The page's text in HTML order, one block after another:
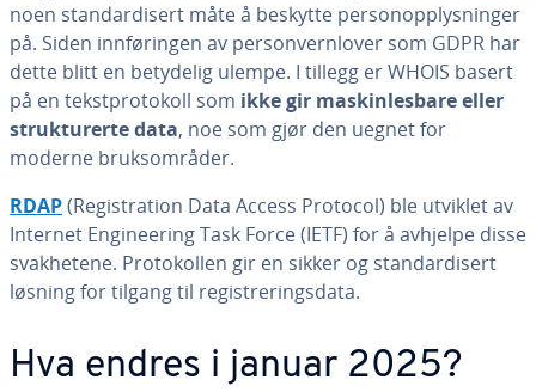
noen standardisert måte å beskytte personopplysninger
på. Siden innføringen av personvernlover som GDPR har
dette blitt en betydelig ulempe. I tillegg er WHOIS basert
på en tekstprotokoll som ikke gir maskinlesbare eller
strukturerte data, noe som gjør den uegnet for
moderne bruksområder.
RDAP(Registration Data Access Protocol) ble utviklet av
Internet Engineering Task Force (IETF) for å avhjelpe disse
svakhetene. Protokollen gir en sikker og standardisert
løsning for tilgang til registreringsdata.
Hva endres i januar 2025?